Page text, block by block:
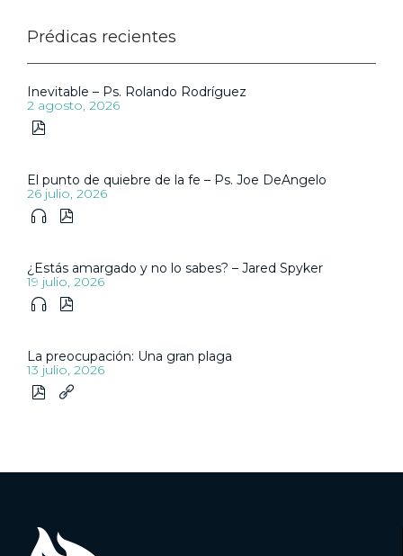
Prédicas recientes
Inevitable – Ps. Rolando Rodríguez
2 agosto, 2026

El punto de quiebre de la fe – Ps. Joe DeAngelo
26 julio, 2026
 
¿Estás amargado y no lo sabes? – Jared Spyker
19 julio, 2026
 
La preocupación: Una gran plaga
13 julio, 2026
 